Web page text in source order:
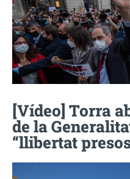
[Vídeo] Torra
de la
“llibertat